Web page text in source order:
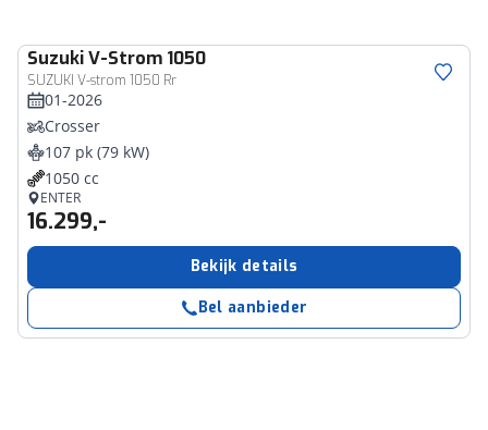
SuzukiV-Strom 1050
SUZUKI V-strom 1050 Rr
01-2026
Crosser
107 pk (79 kW)
1050 cc
ENTER
16.299,-
Bekijk details
Bel aanbieder